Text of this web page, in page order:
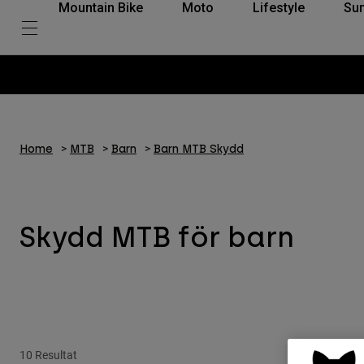
Mountain Bike Moto Lifestyle
Home MTB Barn Barn MTB Skydd
Skydd MTB för barn
10 Resultat Bästa säljare